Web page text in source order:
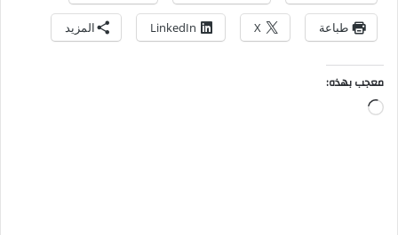
طباعة X
LinkedIn المزيد
معجب بهذه: